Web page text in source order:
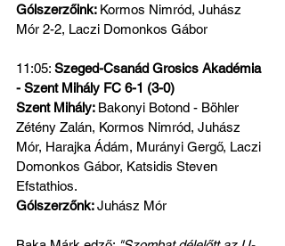
Gólszerzőink: Kormos Nimród, Juhász
Mór 2-2, Laczi Domonkos Gábor
11:05: Szeged-Csanád Grosics Akadémia
- Szent Mihály FC 6-1 (3-0)
Szent Mihály: Bakonyi Botond - Böhler
Zétény Zalán, Kormos Nimród, Juhász
Mór, Harajka Ádám, Murányi Gergő, Laczi
Domonkos Gábor, Katsidis Steven
Efstathios.
Gólszerzőnk: Juhász Mór